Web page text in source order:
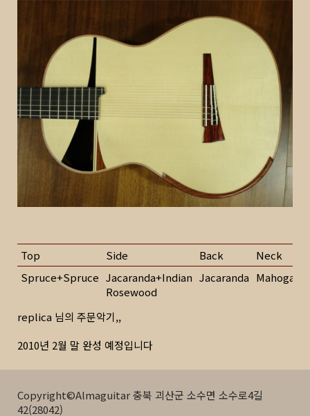
Top Side Back
Neck
Spruce+Spruce Jacaranda+Indian
Rosewood
Jacaranda Mahogany
replica 님의 주문악기,,
2010년 2월 말 완성 예정입니다
Copyright©Almaguitar 충북 괴산군 소수면 소수로4길
42(28042)